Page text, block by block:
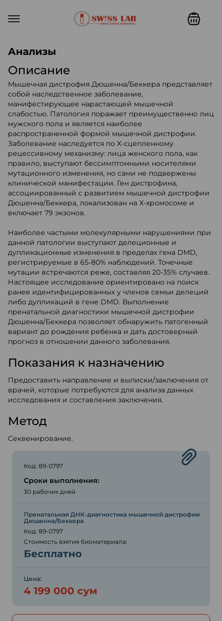
Анализы
Описание
Мышечная дистрофия Дюшенна/Беккера представляет
собой наследственное заболевание,
манифестирующее нарастающей мышечной
слабостью. Патология поражает преимущественно лиц
мужского пола и является наиболее
распространенной формой мышечной дистрофии.
Заболевание наследуется по Х-сцепленному
рецессивному механизму: лица женского пола, как
правило, выступают бессимптомными носителями
мутационного изменения, но сами не подвержены
клинической манифестации. Ген дистрофина,
ассоциированный с развитием мышечной дистрофии
Дюшенна/Беккера, локализован на Х-хромосоме и
включает 79 экзонов.
Наиболее частыми молекулярными нарушениями при
данной патологии выступают делеционные и
дупликационные изменения в пределах гена DMD,
регистрируемые в 65-80% наблюдений. Точечные
мутации встречаются реже, составляя 20-35% случаев.
Настоящее исследование ориентировано на поиск
ранее идентифицированных у членов семьи делеций
либо дупликаций в гене DMD. Выполнение
пренатальной диагностики мышечной дистрофии
Дюшенна/Беккера позволяет обнаружить патогенный
вариант до рождения ребенка и дать достоверный
прогноз в отношении данного заболевания.
Показания к назначению
Предоставить направление и выписки/заключения от
врачей, которые потребуются для анализа данных
исследования и составления заключения.
Метод
Секвенирование.
Код: 89-0797
Сроки выполнения:
30 рабочих дней
Пренатальная ДНК-диагностика мышечной дистрофии
Дюшенна/Беккера
Код: 89-0797
Стоимость взятия биоматериала:
Бесплатно
Цена:
4 199 000 сум